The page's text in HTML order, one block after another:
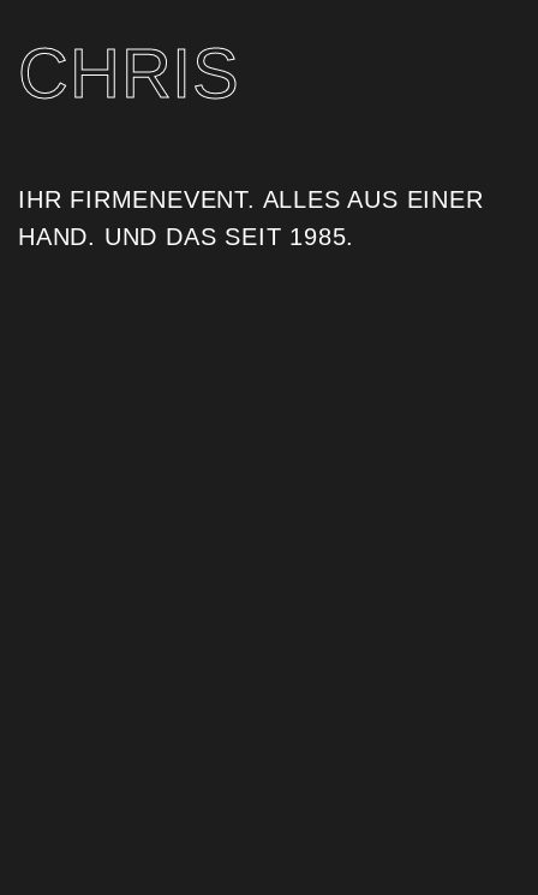
CHRIS
IHR FIRMENEVENT. ALLES AUS EINER
HAND. UND DAS SEIT 1985. ​